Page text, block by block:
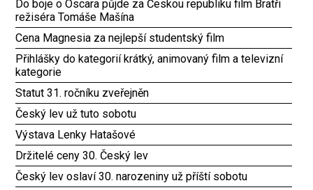
Do boje o Oscara půjde za Českou republiku film Bratři
režiséra Tomáše Mašína
Cena Magnesia za nejlepší studentský film
Přihlášky do kategorií krátký, animovaný film a televizní
kategorie
Statut 31. ročníku zveřejněn
Český lev už tuto sobotu
Výstava Lenky Hatašové
Držitelé ceny 30. Český lev
Český lev oslaví 30. narozeniny už příští sobotu